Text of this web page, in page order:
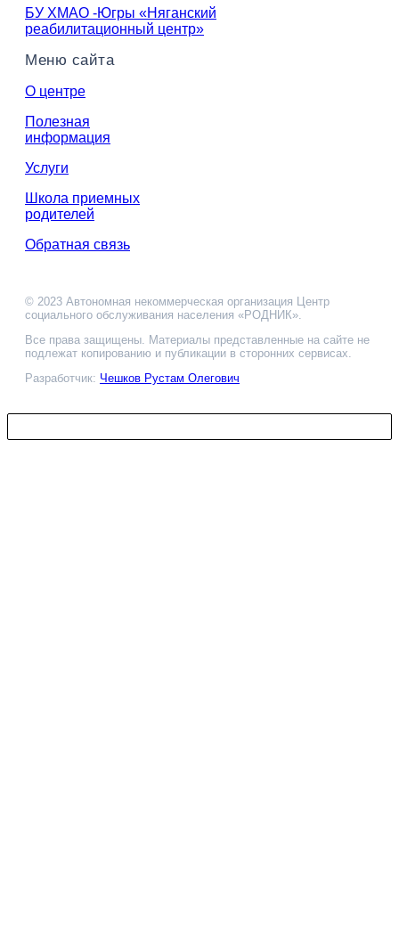
БУ ХМАО -Югры «Няганский
реабилитационный центр»
Меню сайта
О центре
Полезная
информация
Услуги
Школа приемных
родителей
Обратная связь
© 2023 Автономная некоммерческая организация Центр
социального обслуживания населения «РОДНИК».
Все права защищены. Материалы представленные на сайте не
подлежат копированию и публикации в сторонних сервисах.
Разработчик: Чешков Рустам Олегович